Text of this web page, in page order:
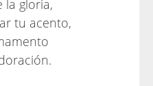
la gloria,
tu acento,